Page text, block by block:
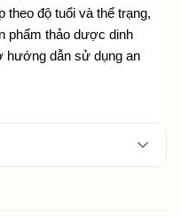
độ tuổi và thể trạng,
phẩm thảo dược dinh
hướng dẫn sử dụng an